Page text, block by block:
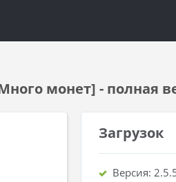
монет] - полная
Загрузок
Версия: